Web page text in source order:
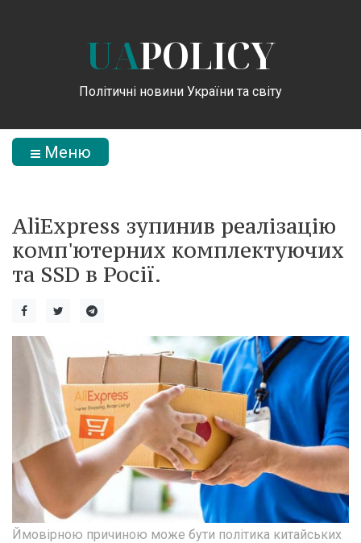
UAPOLICY
Політичні новини України та світу
Меню
AliExpress зупинив реалізацію
комп'ютерних комплектуючих
та SSD в Росії.
Ймовірною причиною може бути політика китайських